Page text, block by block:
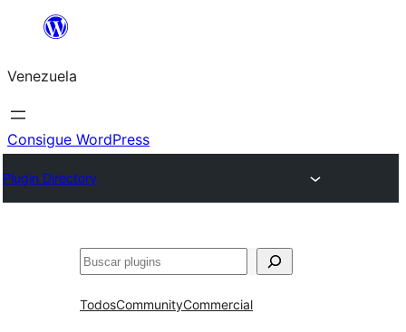
Saltar
contenido
Venezuela
Consigue WordPress
Plugin Directory
Buscar
TodosCommunityCommercial